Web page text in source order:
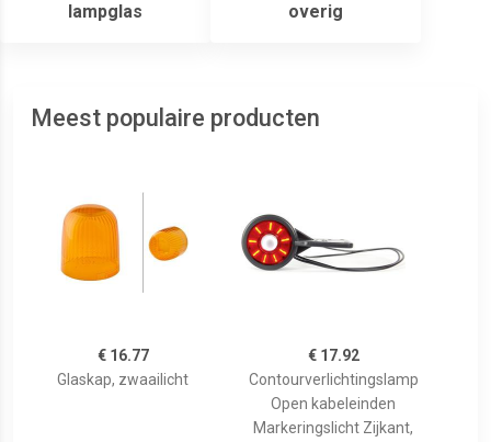
lampglas overig
Meest populaire producten
€ 16.77
Glaskap, zwaailicht
€ 17.92
Contourverlichtingslamp
Open kabeleinden
Markeringslicht Zijkant,